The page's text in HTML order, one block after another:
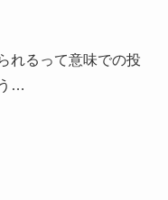
れるって意味での投
…